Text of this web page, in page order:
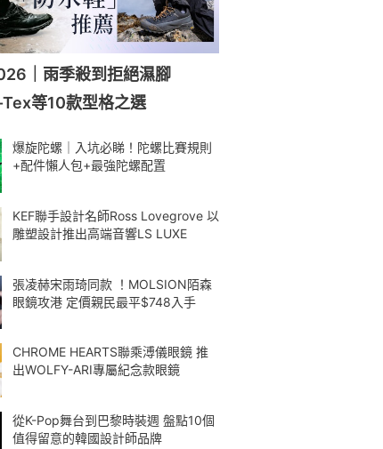
｜雨季殺到拒絕濕腳
等10款型格之選
爆旋陀螺｜入坑必睇！陀螺比賽規則
+配件懶人包+最強陀螺配置
KEF聯手設計名師Ross Lovegrove 以
雕塑設計推出高端音響LS LUXE
張凌赫宋雨琦同款 ！MOLSION陌森
眼鏡攻港 定價親民最平$748入手
CHROME HEARTS聯乘溥儀眼鏡 推
出WOLFY-ARI專屬紀念款眼鏡
從K-Pop舞台到巴黎時裝週 盤點10個
值得留意的韓國設計師品牌